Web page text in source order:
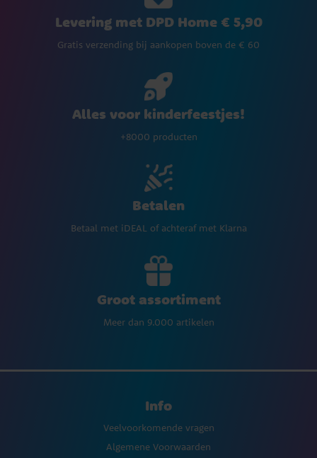
Levering met DPD Home € 5,90
Gratis verzending bij aankopen boven de € 60
Alles voor kinderfeestjes!
+8000 producten
Betalen
Betaal met iDEAL of achteraf met Klarna
Groot assortiment
Meer dan 9.000 artikelen
Info
Veelvoorkomende vragen
Algemene Voorwaarden